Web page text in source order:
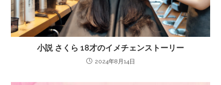
小説 さくら 18才のイメチェンストーリー
2024年8月14日